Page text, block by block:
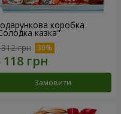
коробка
казка"
грн
Замовити